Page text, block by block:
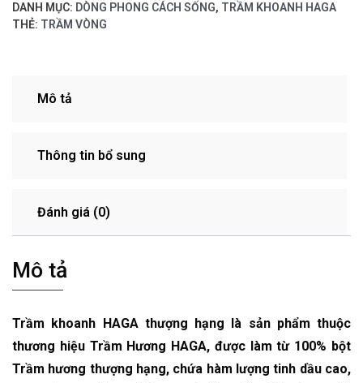
số
lượng
DANH MỤC: DÒNG PHONG CÁCH SỐNG, TRẦM KHOANH HAGA
THẺ: TRẦM VÒNG
Mô tả
Thông tin bổ sung
Đánh giá (0)
Mô tả
Trầm khoanh HAGA thượng hạng là sản phẩm thuộc
thương hiệu Trầm Hương HAGA, được làm từ 100% bột
Trầm hương thượng hạng, chứa hàm lượng tinh dầu cao,